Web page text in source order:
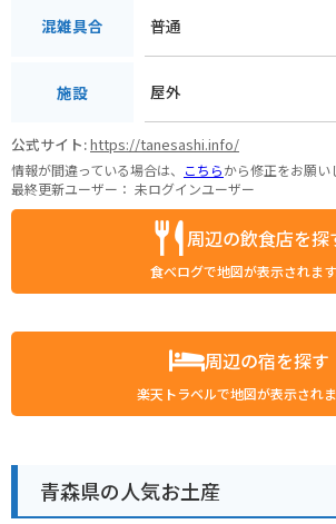
混雑具合 普通
施設 屋外
公式サイト:https://tanesashi.info/
情報が間違っている場合は、 こちらから修正をお願い
最終更新ユーザー： 未ログインユーザー
周辺の飲食店を探
食べログで地図が表示されます
周辺の宿を探す
楽天トラベルで地図が表示されま
青森県の人気お土産